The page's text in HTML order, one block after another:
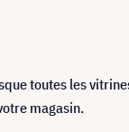
toutes les
magasin.